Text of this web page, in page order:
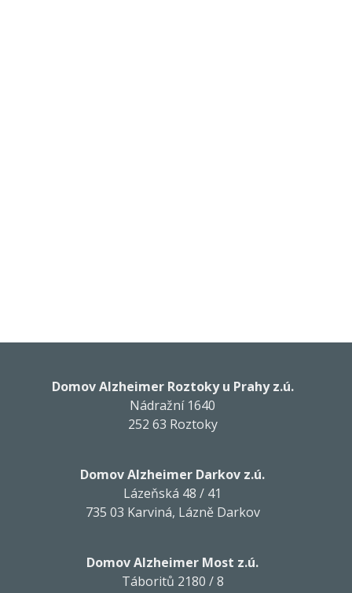
Domov Alzheimer Roztoky u Prahy z.ú.
Nádražní 1640
252 63 Roztoky
Domov Alzheimer Darkov z.ú.
Lázeňská 48 / 41
735 03 Karviná, Lázně Darkov
Domov Alzheimer Most z.ú.
Táboritů 2180 / 8